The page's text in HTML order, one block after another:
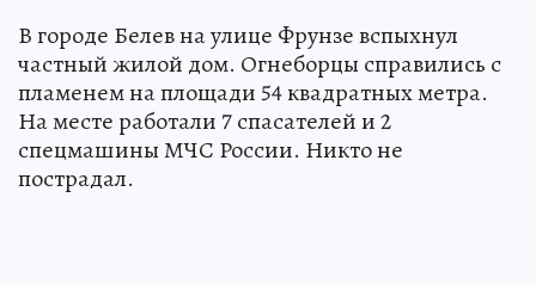
В городе Белев на улице Фрунзе вспыхнул
частный жилой дом. Огнеборцы справились с
пламенем на площади 54 квадратных метра.
На месте работали 7 спасателей и 2
спецмашины МЧС России. Никто не
пострадал.